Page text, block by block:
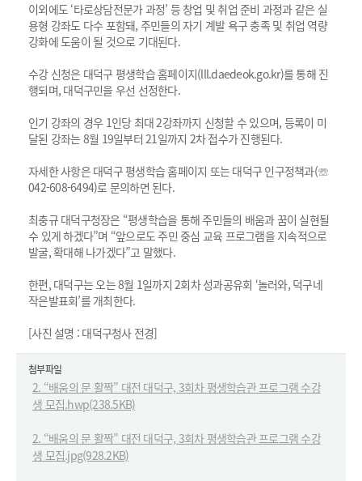
이외에도 ‘타로상담전문가 과정’ 등 창업 및 취업 준비 과정과 같은 실
용형 강좌도 다수 포함돼, 주민들의 자기 계발 욕구 충족 및 취업 역량
강화에 도움이 될 것으로 기대된다.
수강 신청은 대덕구 평생학습 홈페이지(lll.daedeok.go.kr)를 통해 진
행되며, 대덕구민을 우선 선정한다.
인기 강좌의 경우 1인당 최대 2강좌까지 신청할 수 있으며, 등록이 미
달된 강좌는 8월 19일부터 21일까지 2차 접수가 진행된다.
자세한 사항은 대덕구 평생학습 홈페이지 또는 대덕구 인구정책과(☏
042-608-6494)로 문의하면 된다.
최충규 대덕구청장은 “평생학습을 통해 주민들의 배움과 꿈이 실현될
수 있게 하겠다”며 “앞으로도 주민 중심 교육 프로그램을 지속적으로
발굴, 확대해 나가겠다”고 말했다.
한편, 대덕구는 오는 8월 1일까지 2회차 성과공유회 ‘놀러와, 덕구네
작은발표회’를 개최한다.
[사진 설명 : 대덕구청사 전경]
첨부파일
2. “배움의 문 활짝” 대전 대덕구, 3회차 평생학습관 프로그램 수강
생 모집.hwp(238.5KB)
2. “배움의 문 활짝” 대전 대덕구, 3회차 평생학습관 프로그램 수강
생 모집.jpg(928.2KB)